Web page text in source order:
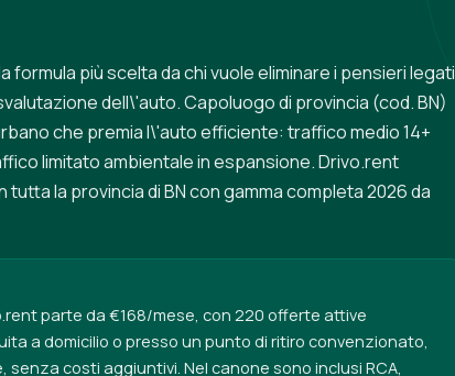
formula più scelta da chi vuole eliminare i pensieri legati
dell\'auto. Capoluogo di provincia (cod. BN)
che premia l\'auto efficiente: traffico medio 14+
limitato ambientale in espansione. Drivo.rent
la provincia di BN con gamma completa 2026 da
parte da €168/mese, con 220 offerte attive
a domicilio o presso un punto di ritiro convenzionato,
costi aggiuntivi. Nel canone sono inclusi RCA,